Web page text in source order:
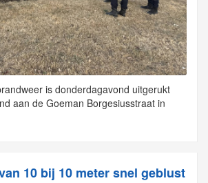
is donderdagavond uitgerukt
aan de Goeman Borgesiusstraat in
10 bij 10 meter snel geblust